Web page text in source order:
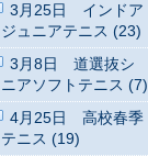
3月25日 インドア
ジュニアテニス (23)
3月8日 道選抜シ
ニアソフトテニス (7)
4月25日 高校春季
テニス (19)